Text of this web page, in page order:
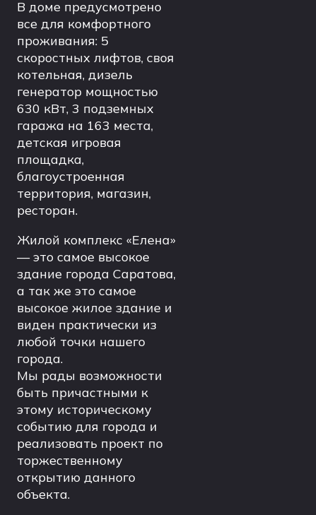
В доме предусмотрено
все для комфортного
проживания: 5
скоростных лифтов, своя
котельная, дизель
генератор мощностью
630 кВт, 3 подземных
гаража на 163 места,
детская игровая
площадка,
благоустроенная
территория, магазин,
ресторан.
Жилой комплекс «Елена»
— это самое высокое
здание города Саратова,
а так же это самое
высокое жилое здание и
виден практически из
любой точки нашего
города.
Мы рады возможности
быть причастными к
этому историческому
событию для города и
реализовать проект по
торжественному
открытию данного
объекта.